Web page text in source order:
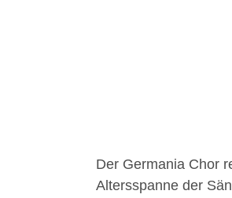
Der Germania Chor
Altersspanne der